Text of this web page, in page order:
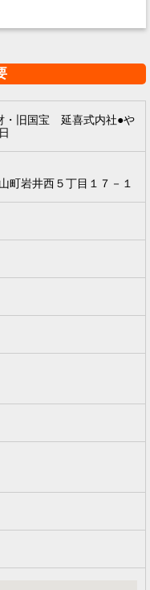
・旧国宝 延喜式内社●や
町岩井西５丁目１７－１